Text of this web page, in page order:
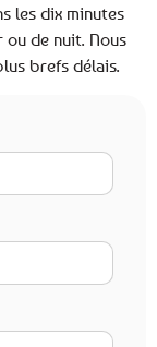
les dix minutes
de nuit. Nous
brefs délais.